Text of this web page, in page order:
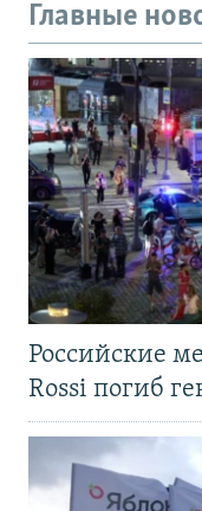
Главные
Российские
Rossi погиб